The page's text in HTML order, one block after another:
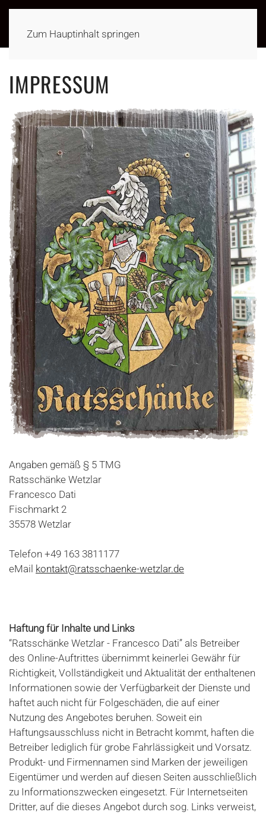
Zum Hauptinhalt springen
IMPRESSUM
Angaben gemäß § 5 TMG
Ratsschänke Wetzlar
Francesco Dati
Fischmarkt 2
35578 Wetzlar
Telefon +49 163 3811177
eMail kontakt@ratsschaenke-wetzlar.de
Haftung für Inhalte und Links
“Ratsschänke Wetzlar - Francesco Dati” als Betreiber
des Online-Auftrittes übernimmt keinerlei Gewähr für
Richtigkeit, Vollständigkeit und Aktualität der enthaltenen
Informationen sowie der Verfügbarkeit der Dienste und
haftet auch nicht für Folgeschäden, die auf einer
Nutzung des Angebotes beruhen. Soweit ein
Haftungsausschluss nicht in Betracht kommt, haften die
Betreiber lediglich für grobe Fahrlässigkeit und Vorsatz.
Produkt- und Firmennamen sind Marken der jeweiligen
Eigentümer und werden auf diesen Seiten ausschließlich
zu Informationszwecken eingesetzt. Für Internetseiten
Dritter, auf die dieses Angebot durch sog. Links verweist,